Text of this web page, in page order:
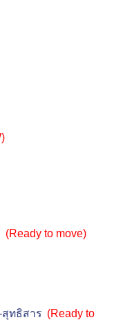
(Ready to move)
สุทธิสาร (Ready to